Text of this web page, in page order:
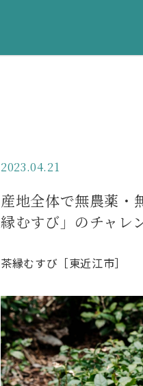
2023.04.21
産地全体で無農薬・
縁むすび」のチャレ
茶縁むすび［東近江市］